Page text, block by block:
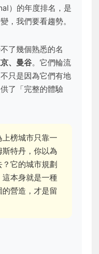
）的年度排名，是
，我們要看趨勢。
了幾個熟悉的名
、曼谷。它們輪流
只是因為它們有地
了「完整的體驗
榜城市只靠一
特丹，你以為
它的城市規劃
本身就是一種
營造，才是留